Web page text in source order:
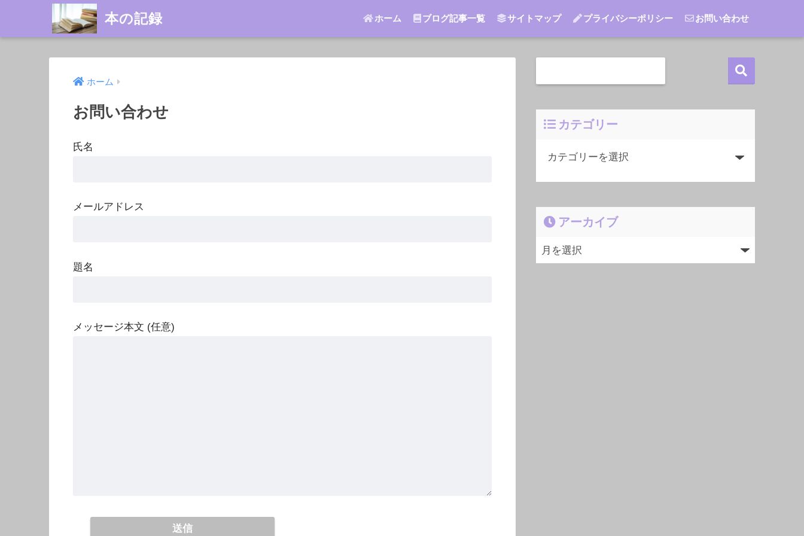
本の記録 ホーム ブログ記事一覧 サイトマップ プライバシーポリシー お問い合わせ
ホーム
お問い合わせ
氏名
メールアドレス
題名
メッセージ本文 (任意)
カテゴリー
アーカイブ